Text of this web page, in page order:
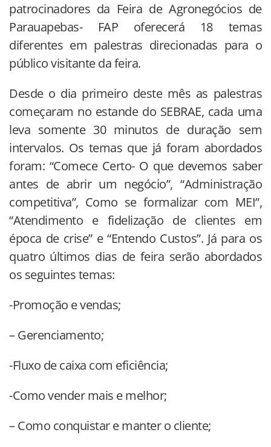
patrocinadores da Feira de Agronegócios de
Parauapebas- FAP oferecerá 18 temas
diferentes em palestras direcionadas para o
público visitante da feira.
Desde o dia primeiro deste mês as palestras
começaram no estande do SEBRAE, cada uma
leva somente 30 minutos de duração sem
intervalos. Os temas que já foram abordados
foram: “Comece Certo- O que devemos saber
antes de abrir um negócio”, “Administração
competitiva”, Como se formalizar com MEI”,
“Atendimento e fidelização de clientes em
época de crise” e “Entendo Custos”. Já para os
quatro últimos dias de feira serão abordados
os seguintes temas:
-Promoção e vendas;
– Gerenciamento;
-Fluxo de caixa com eficiência;
-Como vender mais e melhor;
– Como conquistar e manter o cliente;